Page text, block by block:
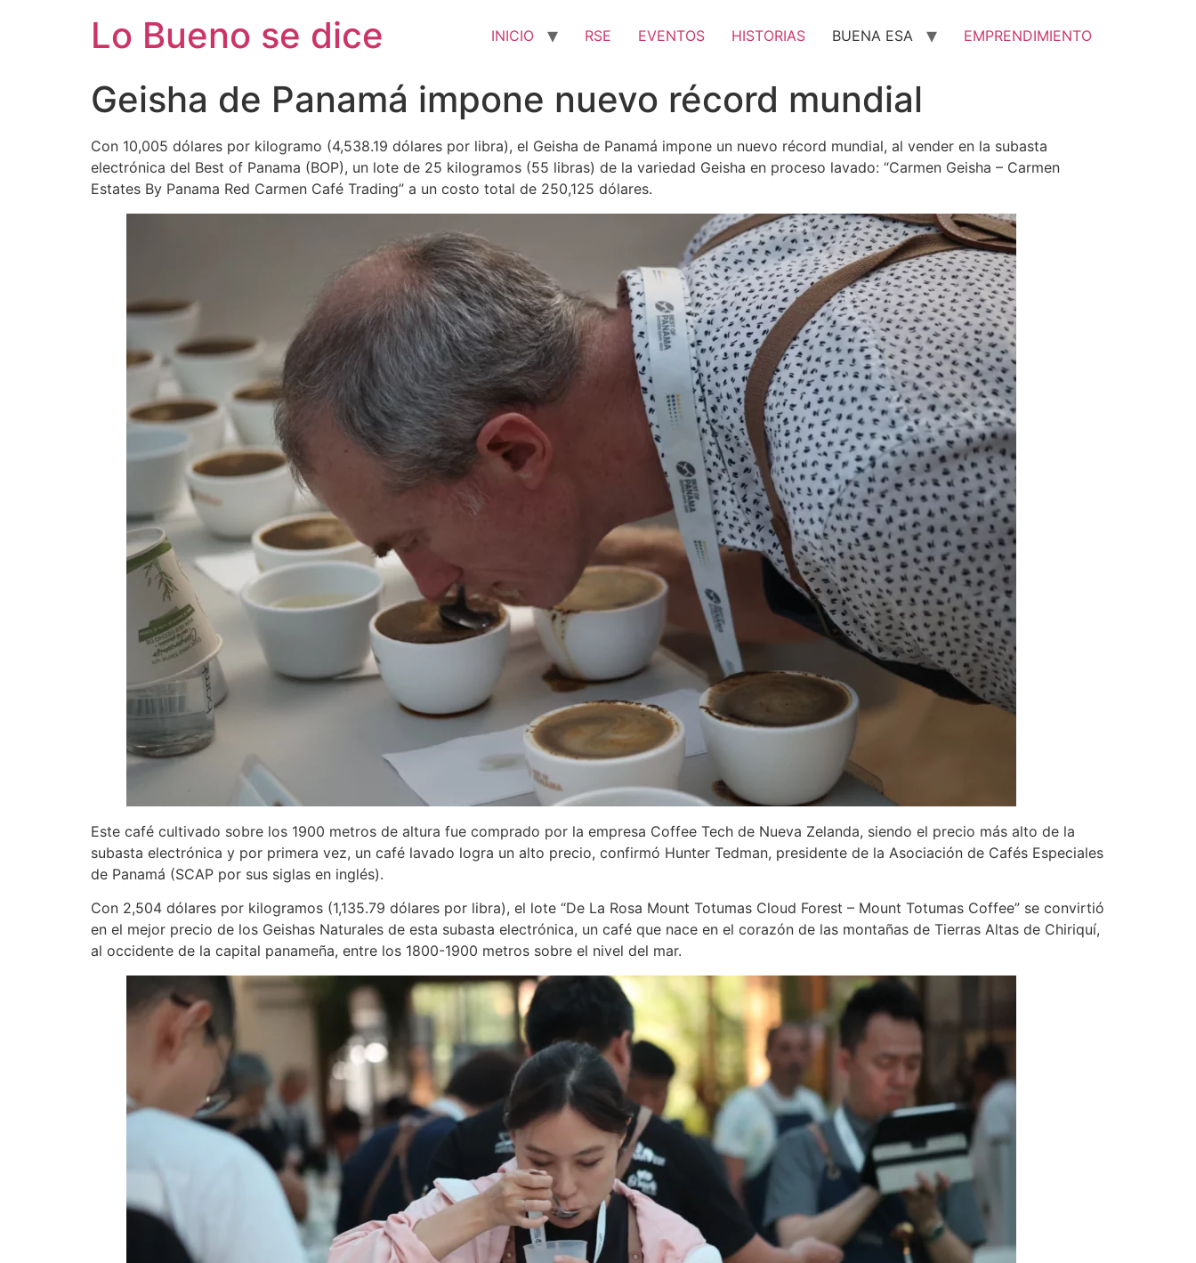
Lo Bueno se dice INICIO RSE EVENTOS HISTORIAS BUENA ESA EMPRENDIMIENTO
Geisha de Panamá impone nuevo récord mundial
Con 10,005 dólares por kilogramo (4,538.19 dólares por libra), el Geisha de Panamá impone un nuevo récord mundial, al vender en la subasta
electrónica del Best of Panama (BOP), un lote de 25 kilogramos (55 libras) de la variedad Geisha en proceso lavado: “Carmen Geisha – Carmen
Estates By Panama Red Carmen Café Trading” a un costo total de 250,125 dólares.
Este café cultivado sobre los 1900 metros de altura fue comprado por la empresa Coffee Tech de Nueva Zelanda, siendo el precio más alto de la
subasta electrónica y por primera vez, un café lavado logra un alto precio, confirmó Hunter Tedman, presidente de la Asociación de Cafés Especiales
de Panamá (SCAP por sus siglas en inglés).
Con 2,504 dólares por kilogramos (1,135.79 dólares por libra), el lote “De La Rosa Mount Totumas Cloud Forest – Mount Totumas Coffee” se convirtió
en el mejor precio de los Geishas Naturales de esta subasta electrónica, un café que nace en el corazón de las montañas de Tierras Altas de Chiriquí,
al occidente de la capital panameña, entre los 1800-1900 metros sobre el nivel del mar.